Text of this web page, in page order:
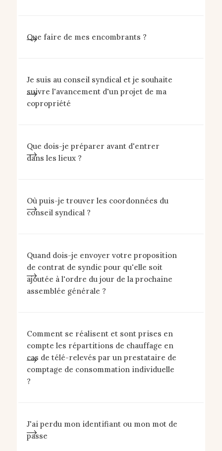
Que faire de mes encombrants ?
Je suis au conseil syndical et je souhaite
suivre l'avancement d'un projet de ma
copropriété
Que dois-je préparer avant d'entrer
dans les lieux ?
Où puis-je trouver les coordonnées du
conseil syndical ?
Quand dois-je envoyer votre proposition
de contrat de syndic pour qu'elle soit
ajoutée à l'ordre du jour de la prochaine
assemblée générale ?
Comment se réalisent et sont prises en
compte les répartitions de chauffage en
cas de télé-relevés par un prestataire de
comptage de consommation individuelle
?
J'ai perdu mon identifiant ou mon mot de
passe